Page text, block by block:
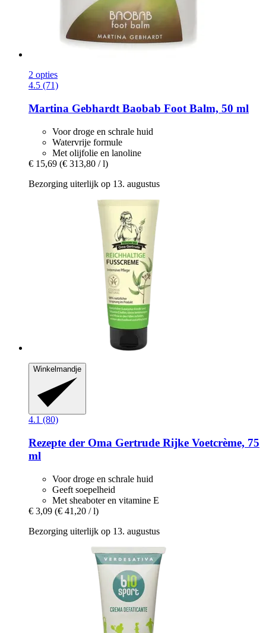
2 opties
4.5 (71)
Martina Gebhardt Baobab Foot Balm, 50 ml
Voor droge en schrale huid
Watervrije formule
Met olijfolie en lanoline
€ 15,69 (€ 313,80 / l)
Bezorging uiterlijk op 13. augustus
Winkelmandje
4.1 (80)
Rezepte der Oma Gertrude Rijke Voetcrème, 75
ml
Voor droge en schrale huid
Geeft soepelheid
Met sheaboter en vitamine E
€ 3,09 (€ 41,20 / l)
Bezorging uiterlijk op 13. augustus